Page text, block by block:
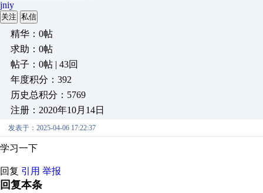
jniy
关注 私信
精华：0帖
求助：0帖
帖子：0帖 | 43回
年度积分：392
历史总积分：5769
注册：2020年10月14日
发表于：2025-04-06 17:22:37
学习一下
回复 引用 举报
回复本条